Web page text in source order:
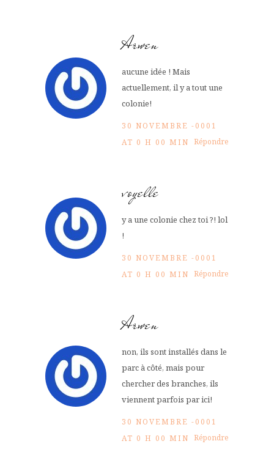
Arwen
aucune idée ! Mais
actuellement, il y a tout une
colonie!
30 NOVEMBRE -0001
AT 0 H 00 MIN Répondre
voyelle
y a une colonie chez toi ?! lol
!
30 NOVEMBRE -0001
AT 0 H 00 MIN Répondre
Arwen
non, ils sont installés dans le
parc à côté, mais pour
chercher des branches, ils
viennent parfois par ici!
30 NOVEMBRE -0001
AT 0 H 00 MIN Répondre